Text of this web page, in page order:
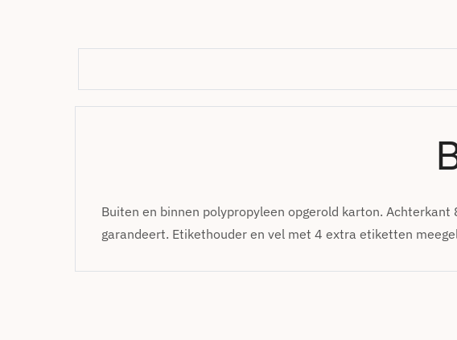
Buiten en binnen polypropyleen opgerold karton.
garandeert. Etikethouder en vel met 4 extra etiketten